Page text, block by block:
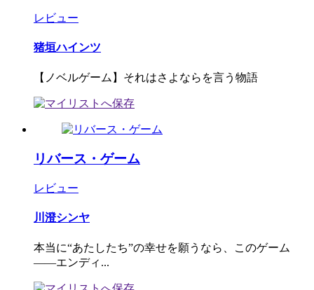
レビュー
猪垣ハインツ
【ノベルゲーム】それはさよならを言う物語
リバース・ゲーム
レビュー
川澄シンヤ
本当に“あたしたち”の幸せを願うなら、このゲーム
――エンディ...